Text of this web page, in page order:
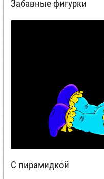
Забавные фигурки
С пирамидкой